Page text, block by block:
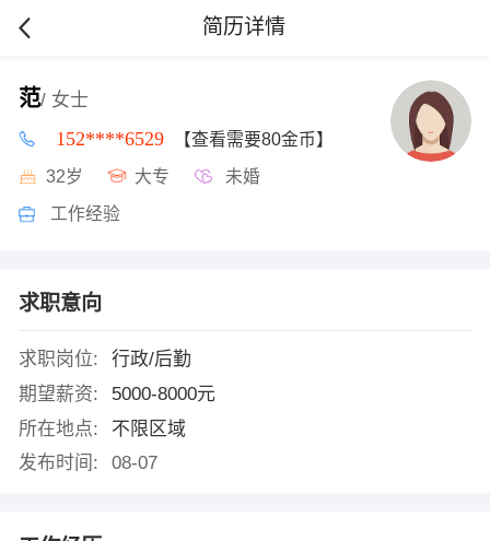
简历详情
范/ 女士
152****6529 【查看需要80金币】
32岁 大专 未婚
工作经验
求职意向
求职岗位:
行政/后勤
期望薪资:
5000-8000元
所在地点:
不限区域
发布时间:
08-07